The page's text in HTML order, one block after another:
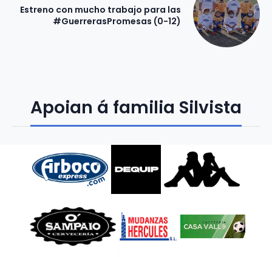
Estreno con mucho trabajo para las
#GuerrerasPromesas (0-12)
Apoian á familia Silvista